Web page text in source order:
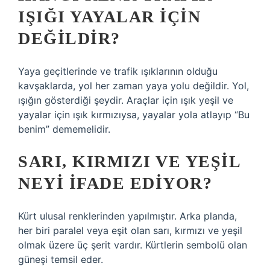
IŞIĞI YAYALAR IÇIN
DEĞILDIR?
Yaya geçitlerinde ve trafik ışıklarının olduğu
kavşaklarda, yol her zaman yaya yolu değildir. Yol,
ışığın gösterdiği şeydir. Araçlar için ışık yeşil ve
yayalar için ışık kırmızıysa, yayalar yola atlayıp “Bu
benim” dememelidir.
SARI, KIRMIZI VE YEŞIL
NEYI IFADE EDIYOR?
Kürt ulusal renklerinden yapılmıştır. Arka planda,
her biri paralel veya eşit olan sarı, kırmızı ve yeşil
olmak üzere üç şerit vardır. Kürtlerin sembolü olan
güneşi temsil eder.